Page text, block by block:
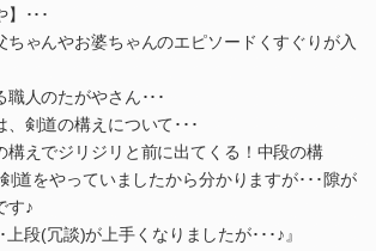
】･･･
ちゃんやお婆ちゃんのエピソードくすぐりが入
人のたがやさん･･･
剣道の構えについて･･･
構えでジリジリと前に出てくる！中段の構
道をやっていましたから分かりますが･･･隙が
す♪
上段(冗談)が上手くなりましたが･･･♪』